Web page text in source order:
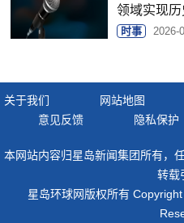
领域实现
时事 2026-
关于我们 网站地图
意见反馈
隐私保护
本网站内容归星岛新闻集团所有，
转载
星岛环球网版权所有